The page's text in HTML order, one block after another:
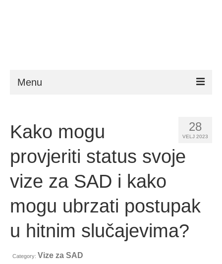
Menu
Zahtjevi
Pomoć
Novosti
Kontakt
28
VELJ 2023
Kako mogu
provjeriti status svoje
vize za SAD i kako
mogu ubrzati postupak
u hitnim slučajevima?
Category: Vize za SAD